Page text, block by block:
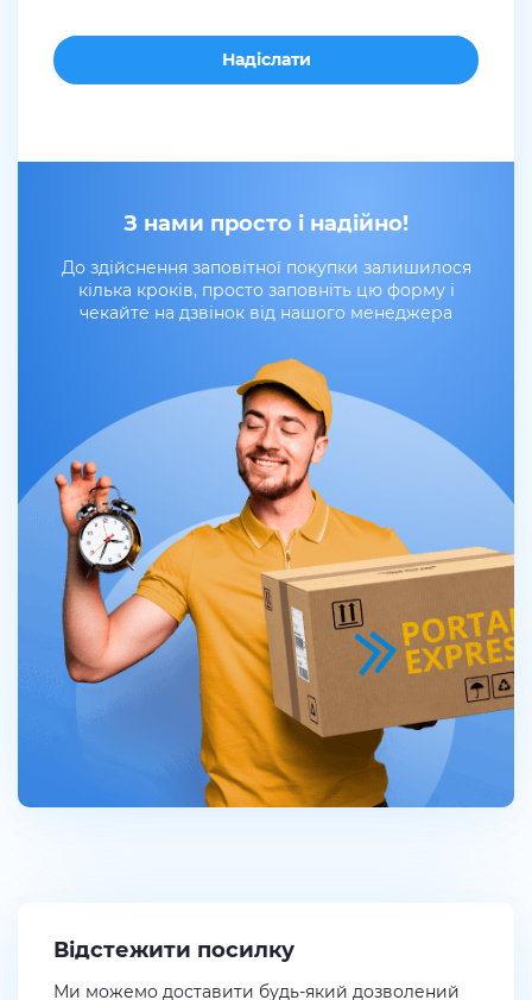
З нами просто і надійно!
До здійснення заповітної покупки залишилося
кілька кроків, просто заповніть цю форму і
чекайте на дзвінок від нашого менеджера
Відстежити посилку
Ми можемо доставити будь-який дозволений